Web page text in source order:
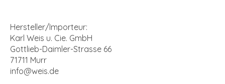
Hersteller/Importeur:
Karl Weis u. Cie. GmbH
Gottlieb-Daimler-Strasse 66
71711 Murr
info@weis.de